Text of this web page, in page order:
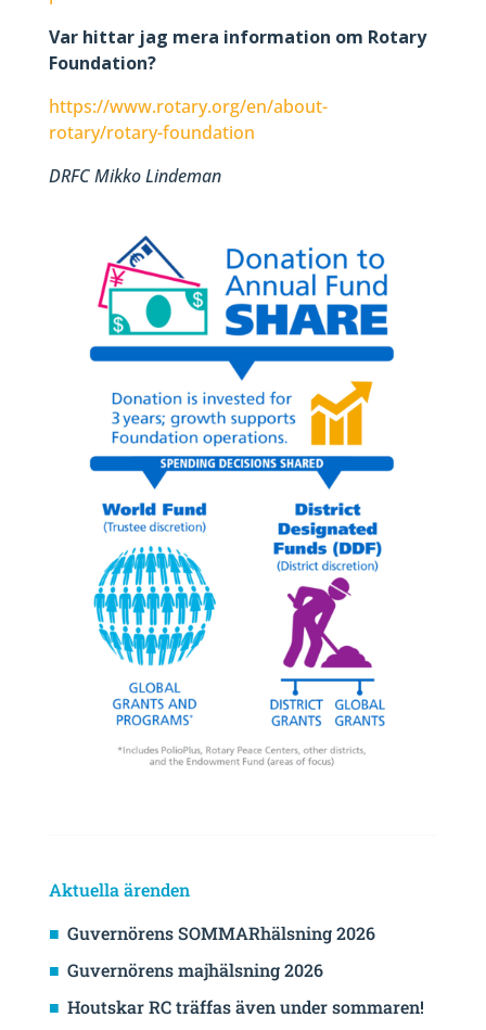
Var hittar jag mera information om Rotary
Foundation?
https://www.rotary.org/en/about-
rotary/rotary-foundation
DRFC Mikko Lindeman
Aktuella ärenden
Guvernörens SOMMARhälsning 2026
Guvernörens majhälsning 2026
Houtskar RC träffas även under sommaren!